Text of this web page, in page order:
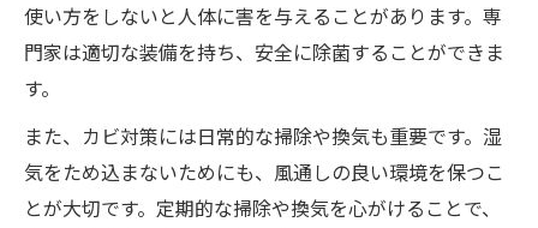
使い方をしないと人体に害を与えることがあります。専
門家は適切な装備を持ち、安全に除菌することができま
す。
また、カビ対策には日常的な掃除や換気も重要です。湿
気をため込まないためにも、風通しの良い環境を保つこ
とが大切です。定期的な掃除や換気を心がけることで、